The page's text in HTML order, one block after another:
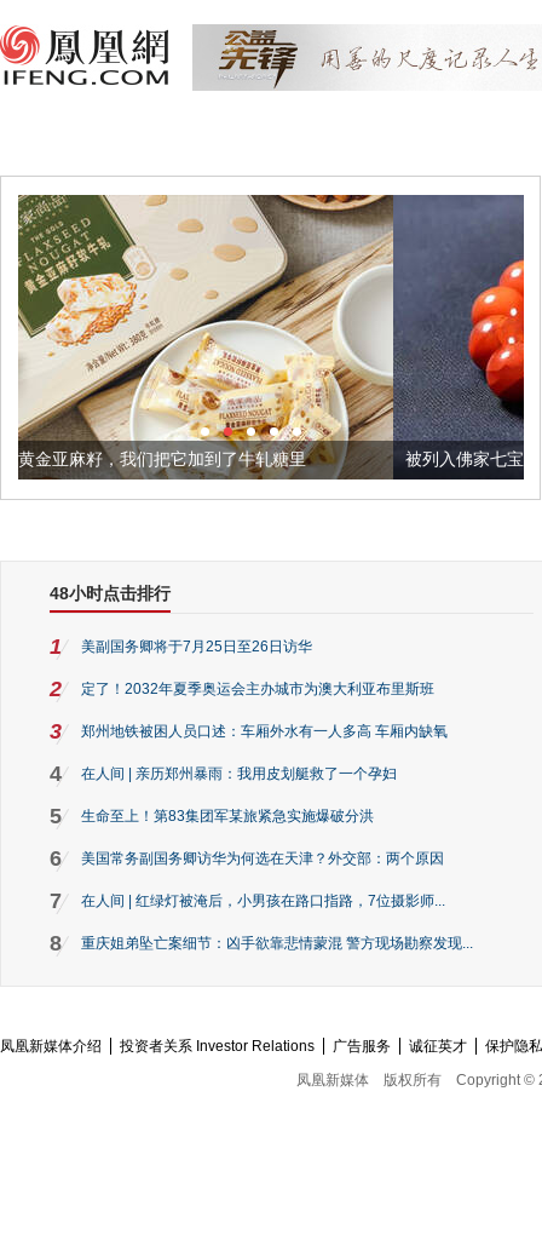
加到了牛轧糖里 被列入佛家七宝的它到底有多美？
48小时点击排行
1 美副国务卿将于7月25日至26日访华
2 定了！2032年夏季奥运会主办城市为澳大利亚布里斯班
3 郑州地铁被困人员口述：车厢外水有一人多高 车厢内缺氧
4 在人间 | 亲历郑州暴雨：我用皮划艇救了一个孕妇
5 生命至上！第83集团军某旅紧急实施爆破分洪
6 美国常务副国务卿访华为何选在天津？外交部：两个原因
7 在人间 | 红绿灯被淹后，小男孩在路口指路，7位摄影师...
8 重庆姐弟坠亡案细节：凶手欲靠悲情蒙混 警方现场勘察发现...
凤凰新媒体介绍 投资者关系 Investor Relations 广告服务 诚征英才
保护隐
凤凰新媒体
版权所有 Copyright ©